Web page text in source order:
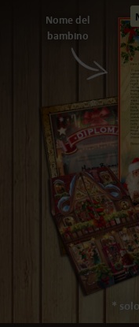
Nome del
bambino
*